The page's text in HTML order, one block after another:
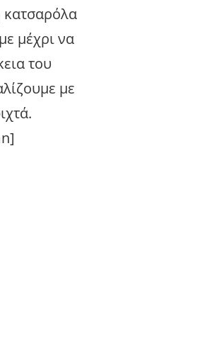
κατσαρόλα
μέχρι να
του
με